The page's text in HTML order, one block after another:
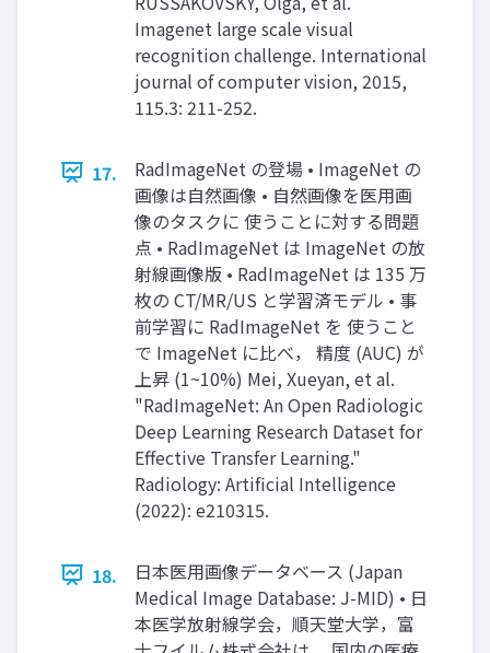
Imagenet large scale visual
recognition challenge. International
journal of computer vision, 2015,
115.3: 211-252.
17.
RadImageNet の登場 • ImageNet の
画像は⾃然画像 • ⾃然画像を医⽤画
像のタスクに 使うことに対する問題
点 • RadImageNet は ImageNet の放
射線画像版 • RadImageNet は 135 万
枚の CT/MR/US と学習済モデル • 事
前学習に RadImageNet を 使うこと
で ImageNet に⽐べ， 精度 (AUC) が
上昇 (1~10%) Mei, Xueyan, et al.
"RadImageNet: An Open Radiologic
Deep Learning Research Dataset for
Effective Transfer Learning."
Radiology: Artificial Intelligence
(2022): e210315.
18.
⽇本医⽤画像データベース (Japan
Medical Image Database: J-MID) • ⽇
本医学放射線学会，順天堂⼤学，富